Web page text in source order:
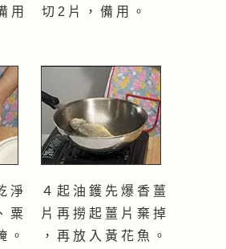
用
切 2 片 ， 備 用 。
淨
粟
。
４ 起 油 鑊 先 爆 香 薑
片 再 撈 起 薑 片 棄 掉
， 再 放 入 黃 花 魚 。